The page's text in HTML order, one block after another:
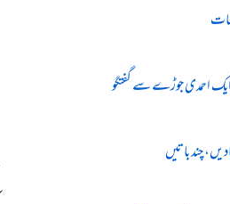
احمدی جوڑے سے گفتگو
چند باتیں